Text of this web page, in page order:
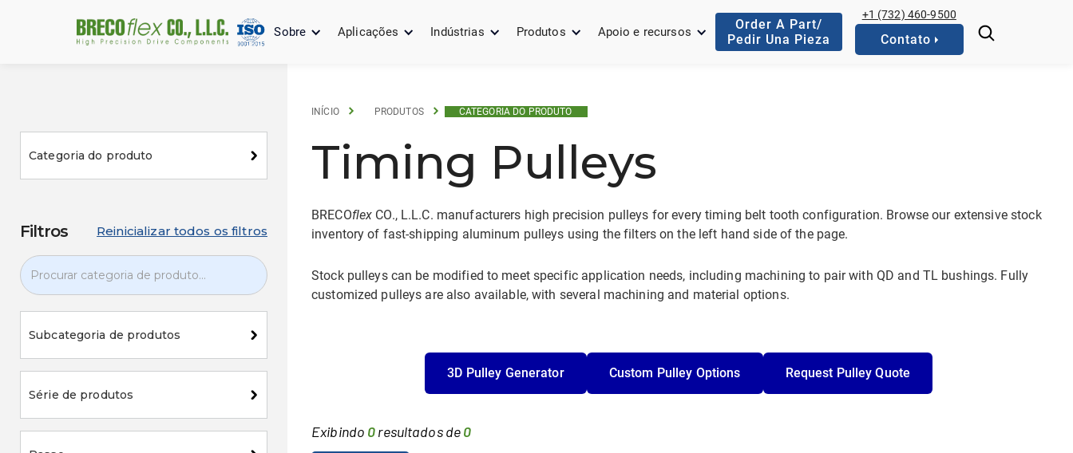
Sobre Aplicações Indústrias Produtos Apoio e recursos
Order A Part/
Pedir Una Pieza
+1 (732) 460-9500
Contato
Categoria do produto
Filtros Reinicializar todos os filtros
Subcategoria de produtos
Série de produtos
INÍCIO PRODUTOS CATEGORIA DO PRODUTO
Timing Pulleys
BRECOflex CO., L.L.C. manufacturers high precision pulleys for every timing belt tooth configuration. Browse our extensive stock
inventory of fast-shipping aluminum pulleys using the filters on the left hand side of the page.
Stock pulleys can be modified to meet specific application needs, including machining to pair with QD and TL bushings. Fully
customized pulleys are also available, with several machining and material options.
3D Pulley Generator Custom Pulley Options Request Pulley Quote
Exibindo 0resultados de0